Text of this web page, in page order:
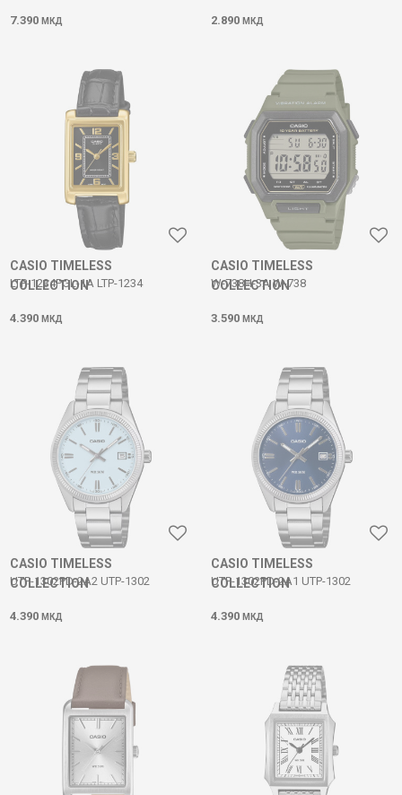
7.390 МКД 2.890 МКД
CASIO TIMELESS
COLLECTION
LTP-1234PGL-1A LTP-1234
4.390 МКД
CASIO TIMELESS
COLLECTION
W-738H-3A W-738
3.590 МКД
CASIO TIMELESS
COLLECTION
UTP-1302PD-2A2 UTP-1302
4.390 МКД
CASIO TIMELESS
COLLECTION
UTP-1302PD-2A1 UTP-1302
4.390 МКД